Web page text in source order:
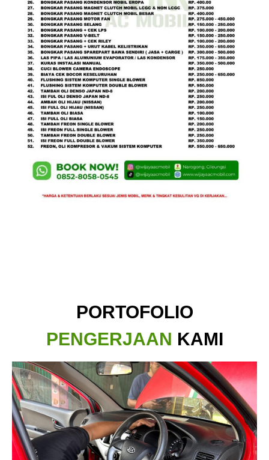
PORTOFOLIO
PENGERJAAN KAMI